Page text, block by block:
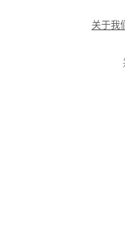
关于我们